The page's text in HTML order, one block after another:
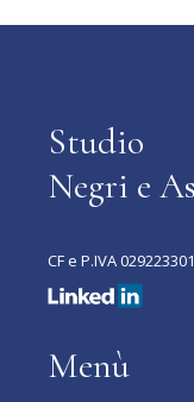
Studio
Negri e
CF e P.IVA
Menù